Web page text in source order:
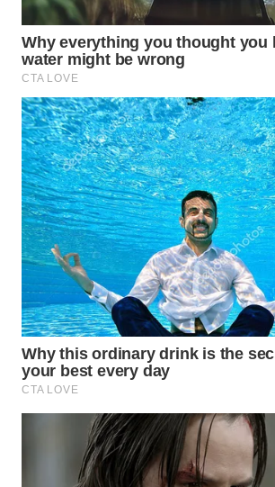
KUNINGAN
WN
MAJALENGKA
WN
SUBANG
WN
SUKABUMI
WN
PURWAKARTA
WN
PRIANGAN
TIMUR
SEMARANG